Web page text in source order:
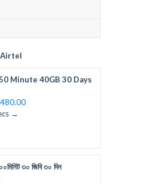
Airtel
Minute 40GB 30 Days
→
৩০ জিবি ৩০ দিন